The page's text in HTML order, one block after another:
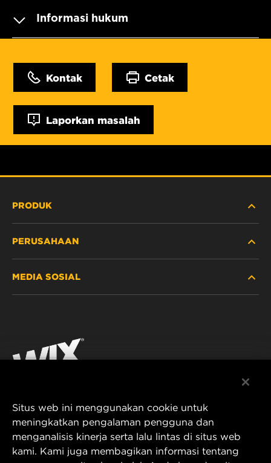
Informasi hukum
Kontak Cetak
Laporkan masalah
PRODUK
MOBIL PENUMPANG DAN TRUK
PRODUK UNTUK BALAP
PERUSAHAAN
KONTAK
PRIVASI DATA
PEMBERITAHUAN LEGAL
MEDIA SOSIAL
Instagram
PT MANN AND HUMMEL Filtration Indonesia
Puri Indah Financial Tower, Unit 107
Jl. Puri Lingkar Dalam, RT01/RW02
Situs web ini menggunakan cookie untuk
meningkatkan pengalaman pengguna dan
menganalisis kinerja serta lalu lintas di situs web
kami. Kami juga membagikan informasi tentang